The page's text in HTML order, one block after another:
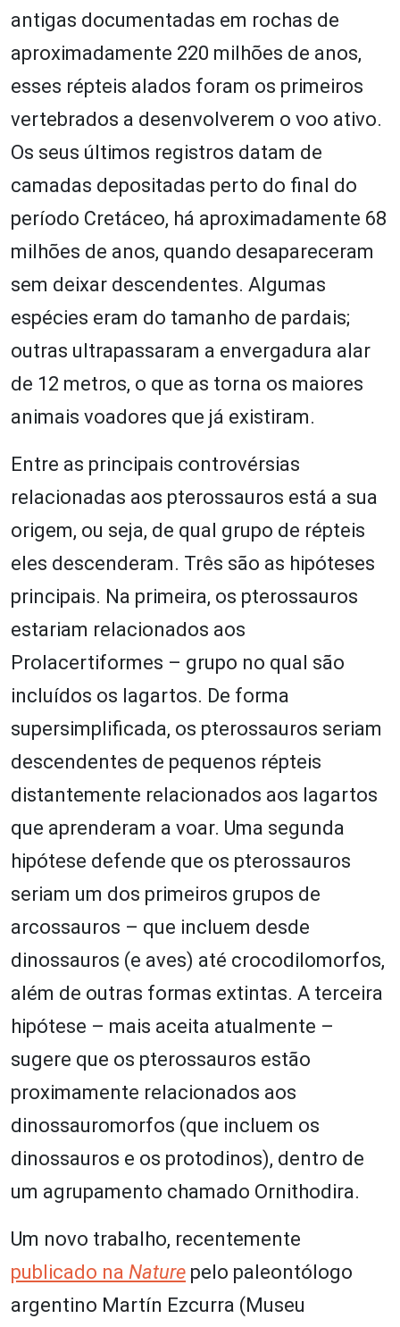
antigas documentadas em rochas de
aproximadamente 220 milhões de anos,
esses répteis alados foram os primeiros
vertebrados a desenvolverem o voo ativo.
Os seus últimos registros datam de
camadas depositadas perto do final do
período Cretáceo, há aproximadamente 68
milhões de anos, quando desapareceram
sem deixar descendentes. Algumas
espécies eram do tamanho de pardais;
outras ultrapassaram a envergadura alar
de 12 metros, o que as torna os maiores
animais voadores que já existiram.
Entre as principais controvérsias
relacionadas aos pterossauros está a sua
origem, ou seja, de qual grupo de répteis
eles descenderam. Três são as hipóteses
principais. Na primeira, os pterossauros
estariam relacionados aos
Prolacertiformes – grupo no qual são
incluídos os lagartos. De forma
supersimplificada, os pterossauros seriam
descendentes de pequenos répteis
distantemente relacionados aos lagartos
que aprenderam a voar. Uma segunda
hipótese defende que os pterossauros
seriam um dos primeiros grupos de
arcossauros – que incluem desde
dinossauros (e aves) até crocodilomorfos,
além de outras formas extintas. A terceira
hipótese – mais aceita atualmente –
sugere que os pterossauros estão
proximamente relacionados aos
dinossauromorfos (que incluem os
dinossauros e os protodinos), dentro de
um agrupamento chamado Ornithodira.
Um novo trabalho, recentemente
publicado na Nature pelo paleontólogo
argentino Martín Ezcurra (Museu